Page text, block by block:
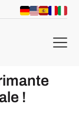
menu
!